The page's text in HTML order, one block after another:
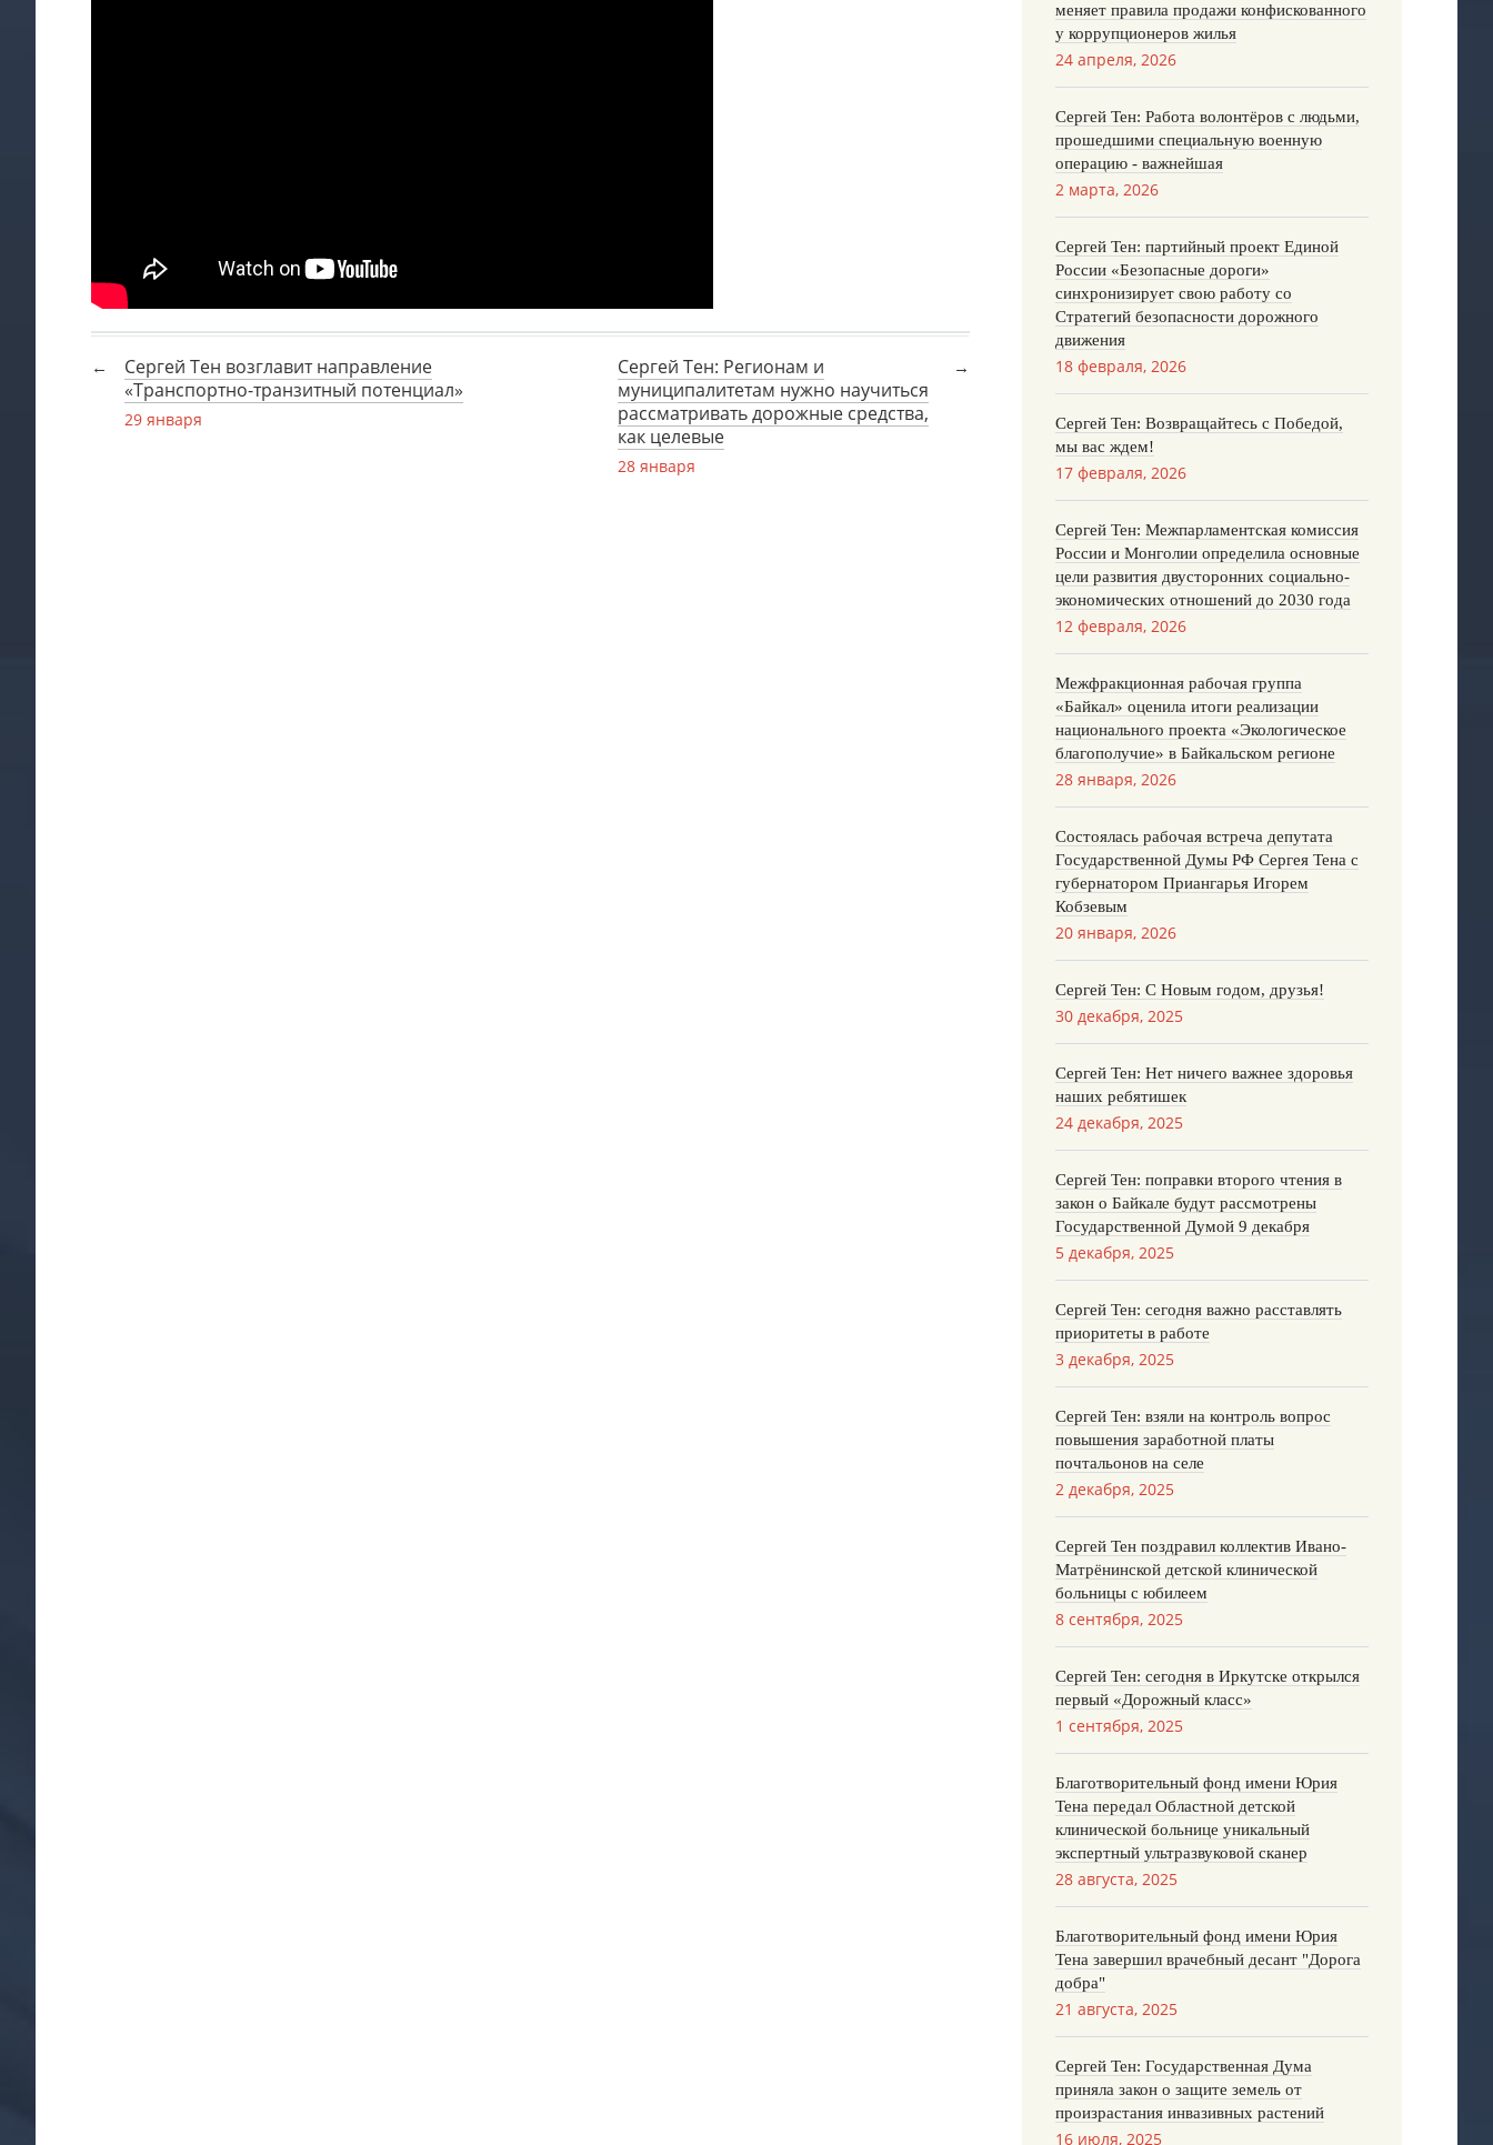
Сергей Тен возглавит направление
«Транспортно-транзитный потенциал»
29 января
Сергей Тен: Регионам и
муниципалитетам нужно научиться
рассматривать дорожные средства,
как целевые
28 января
меняет правила продажи конфискованного
у коррупционеров жилья
24 апреля, 2026
Сергей Тен: Работа волонтёров с людьми,
прошедшими специальную военную
операцию - важнейшая
2 марта, 2026
Сергей Тен: партийный проект Единой
России «Безопасные дороги»
синхронизирует свою работу со
Стратегий безопасности дорожного
движения
18 февраля, 2026
Сергей Тен: Возвращайтесь с Победой,
мы вас ждем!
17 февраля, 2026
Сергей Тен: Межпарламентская комиссия
России и Монголии определила основные
цели развития двусторонних социально-
экономических отношений до 2030 года
12 февраля, 2026
Межфракционная рабочая группа
«Байкал» оценила итоги реализации
национального проекта «Экологическое
благополучие» в Байкальском регионе
28 января, 2026
Состоялась рабочая встреча депутата
Государственной Думы РФ Сергея Тена с
губернатором Приангарья Игорем
Кобзевым
20 января, 2026
Сергей Тен: С Новым годом, друзья!
30 декабря, 2025
Сергей Тен: Нет ничего важнее здоровья
наших ребятишек
24 декабря, 2025
Сергей Тен: поправки второго чтения в
закон о Байкале будут рассмотрены
Государственной Думой 9 декабря
5 декабря, 2025
Сергей Тен: сегодня важно расставлять
приоритеты в работе
3 декабря, 2025
Сергей Тен: взяли на контроль вопрос
повышения заработной платы
почтальонов на селе
2 декабря, 2025
Сергей Тен поздравил коллектив Ивано-
Матрёнинской детской клинической
больницы с юбилеем
8 сентября, 2025
Сергей Тен: сегодня в Иркутске открылся
первый «Дорожный класс»
1 сентября, 2025
Благотворительный фонд имени Юрия
Тена передал Областной детской
клинической больнице уникальный
экспертный ультразвуковой сканер
28 августа, 2025
Благотворительный фонд имени Юрия
Тена завершил врачебный десант "Дорога
добра"
21 августа, 2025
Сергей Тен: Государственная Дума
приняла закон о защите земель от
произрастания инвазивных растений
16 июля, 2025